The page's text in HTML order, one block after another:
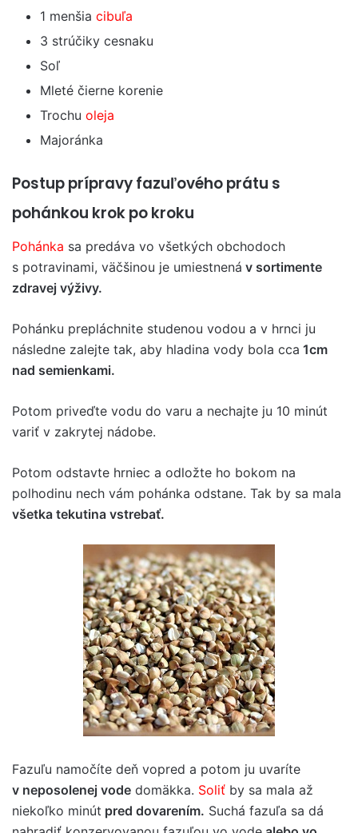
1 menšia cibuľa
3 strúčiky cesnaku
Soľ
Mleté čierne korenie
Trochu oleja
Majoránka
Postup prípravy fazuľového prátu s
pohánkou krok po kroku
Pohánka sa predáva vo všetkých obchodoch
s potravinami, väčšinou je umiestnená v sortimente
zdravej výživy.
Pohánku prepláchnite studenou vodou a v hrnci ju
následne zalejte tak, aby hladina vody bola cca 1cm
nad semienkami.
Potom priveďte vodu do varu a nechajte ju 10 minút
variť v zakrytej nádobe.
Potom odstavte hrniec a odložte ho bokom na
polhodinu nech vám pohánka odstane. Tak by sa mala
všetka tekutina vstrebať.
Fazuľu namočíte deň vopred a potom ju uvaríte
v neposolenej vode domäkka. Soliť by sa mala až
niekoľko minút pred dovarením. Suchá fazuľa sa dá